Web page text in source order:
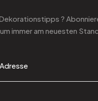
?
um immer am neuesten